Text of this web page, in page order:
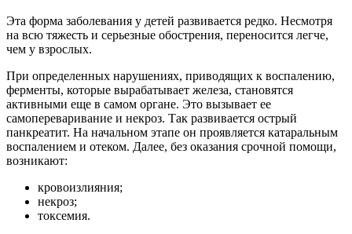
Эта форма заболевания у детей развивается редко. Несмотря
на всю тяжесть и серьезные обострения, переносится легче,
чем у взрослых.
При определенных нарушениях, приводящих к воспалению,
ферменты, которые вырабатывает железа, становятся
активными еще в самом органе. Это вызывает ее
самопереваривание и некроз. Так развивается острый
панкреатит. На начальном этапе он проявляется катаральным
воспалением и отеком. Далее, без оказания срочной помощи,
возникают:
кровоизлияния;
некроз;
токсемия.